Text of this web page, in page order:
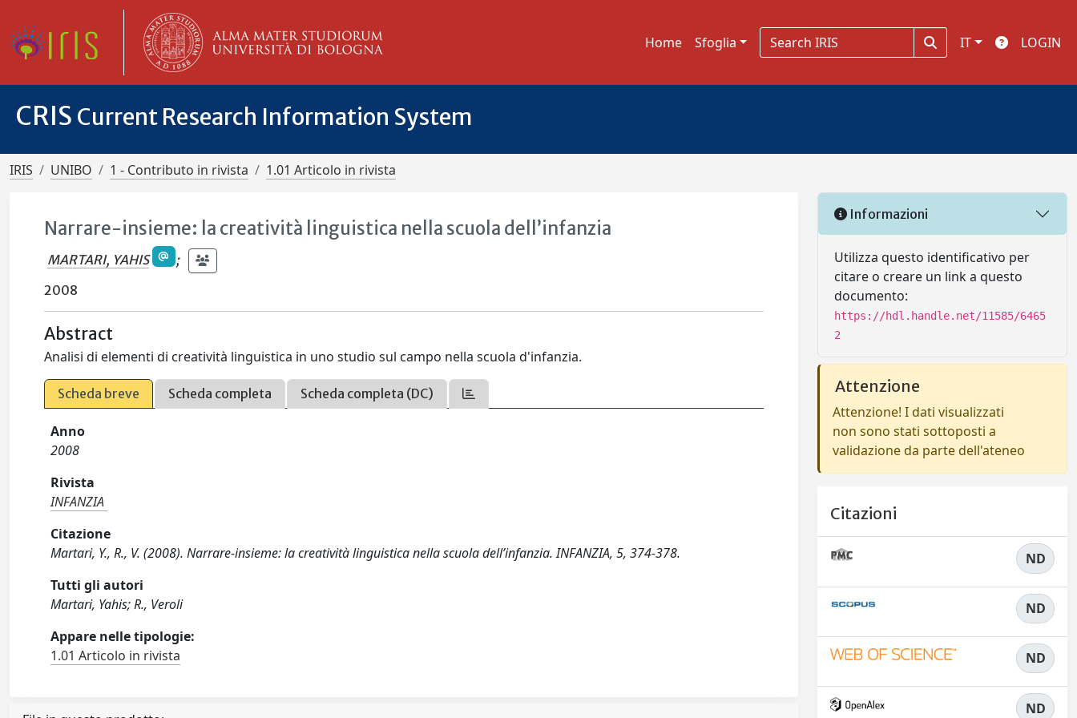
Home Sfoglia IT LOGIN
CRIS Current Research Information System
IRIS UNIBO 1 - Contributo in rivista 1.01 Articolo in rivista
Narrare-insieme: la creatività linguistica nella scuola dell’infanzia
MARTARI, YAHIS
;
2008
Abstract
Analisi di elementi di creatività linguistica in uno studio sul campo nella scuola d'infanzia.
Scheda breve Scheda completa Scheda completa (DC)
Anno
2008
Rivista
INFANZIA
Citazione
Martari, Y., R., V. (2008). Narrare-insieme: la creatività linguistica nella scuola dell’infanzia. INFANZIA, 5, 374-378.
Tutti gli autori
Martari, Yahis; R., Veroli
Appare nelle tipologie:
1.01 Articolo in rivista
Informazioni
Utilizza questo identificativo per
citare o creare un link a questo
documento:
https://hdl.handle.net/11585/6465
2
Attenzione
Attenzione! I dati visualizzati
non sono stati sottoposti a
validazione da parte dell'ateneo
Citazioni
ND
ND
ND
ND